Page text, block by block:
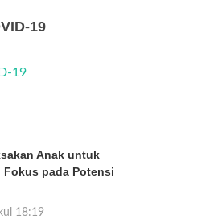
19
Anak untuk
Fokus pada Potensi
18:19